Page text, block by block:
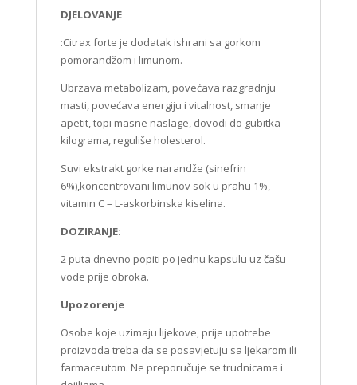
DJELOVANJE
:Citrax forte je dodatak ishrani sa gorkom
pomorandžom i limunom.
Ubrzava metabolizam, povećava razgradnju
masti, povećava energiju i vitalnost, smanje
apetit, topi masne naslage, dovodi do gubitka
kilograma, reguliše holesterol.
Suvi ekstrakt gorke narandže (sinefrin
6%),koncentrovani limunov sok u prahu 1%,
vitamin C – L-askorbinska kiselina.
DOZIRANJE:
2 puta dnevno popiti po jednu kapsulu uz čašu
vode prije obroka.
Upozorenje
Osobe koje uzimaju lijekove, prije upotrebe
proizvoda treba da se posavjetuju sa ljekarom ili
farmaceutom. Ne preporučuje se trudnicama i